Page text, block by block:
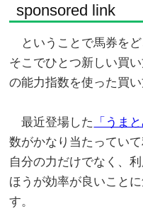
sponsored link
ということで馬券をど
そこでひとつ新しい買
の能力指数を使った買い
最近登場した 「うま
数がかなり当たってい
自分の力だけでなく、
ほうが効率が良いこと
す。